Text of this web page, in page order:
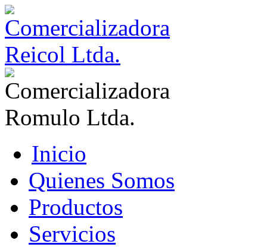
Inicio
Quienes Somos
Productos
Servicios